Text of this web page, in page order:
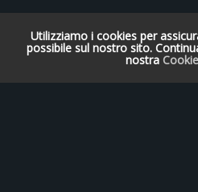
Utilizziamo i cookies per
possibile sul nostro sito.
nostra